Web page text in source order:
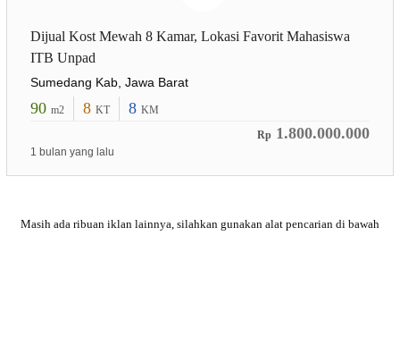
Dijual Kost Mewah 8 Kamar, Lokasi Favorit Mahasiswa
ITB Unpad
Sumedang Kab, Jawa Barat
90 m2 8 KT 8 KM
Rp 1.800.000.000
1 bulan yang lalu
Masih ada ribuan iklan lainnya, silahkan gunakan alat pencarian di bawah